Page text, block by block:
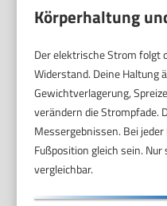
Körperhaltung
Der elektrische Strom folgt
Widerstand. Deine Haltung
Gewichtverlagerung,
verändern die Strompfade.
Messergebnissen. Bei
Fußposition gleich sein.
vergleichbar.